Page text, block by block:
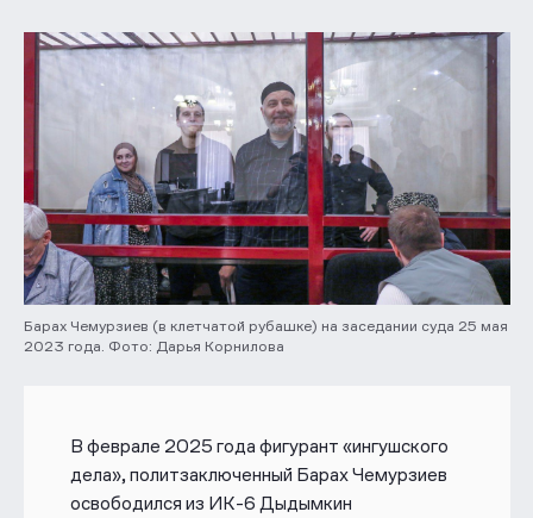
Барах Чемурзиев (в клетчатой рубашке) на заседании суда 25 мая
2023 года. Фото: Дарья Корнилова
В феврале 2025 года фигурант «ингушского
дела», политзаключенный Барах Чемурзиев
освободился из ИК-6 Дыдымкин